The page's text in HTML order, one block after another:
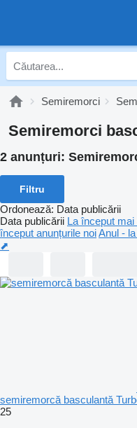
Semiremorci
Semiremorci
2 anunțuri:
Filtru
Ordonează: Data publicării
Data publicării La început
început anunțurile noiAnul -
⬈
semiremorcă basculantă
25